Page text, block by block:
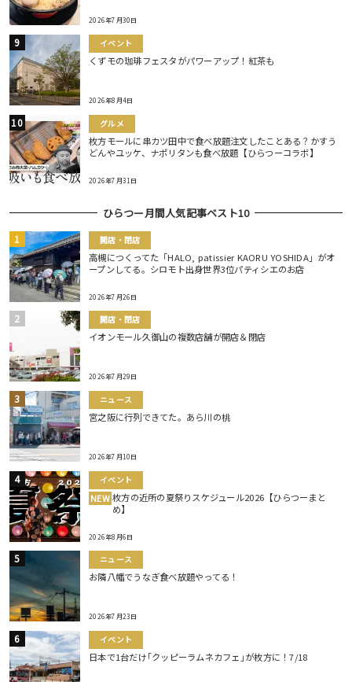
2026年7月30日
イベント
くずモの珈琲フェスタがパワーアップ！紅茶も
2026年8月4日
グルメ
枚方モールに串カツ田中で食べ放題注文したことある？かすう
どんやユッケ、ナポリタンも食べ放題【ひらつーコラボ】
2026年7月31日
ひらつー月間人気記事ベスト10
開店・閉店
高槻につくってた「HALO, patissier KAORU YOSHIDA」がオ
ープンしてる。シロモト出身世界3位パティシエのお店
2026年7月26日
開店・閉店
イオンモール久御山の複数店舗が開店＆閉店
2026年7月29日
ニュース
宮之阪に行列できてた。あら川の桃
2026年7月10日
イベント
NEW 枚方の近所の夏祭りスケジュール2026【ひらつーまと
め】
2026年8月6日
ニュース
お隣八幡でうなぎ食べ放題やってる！
2026年7月23日
イベント
日本で1台だけ｢クッピーラムネカフェ｣が枚方に！7/18